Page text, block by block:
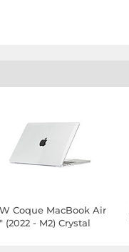
Coque MacBook Air
(2022 - M2) Crystal